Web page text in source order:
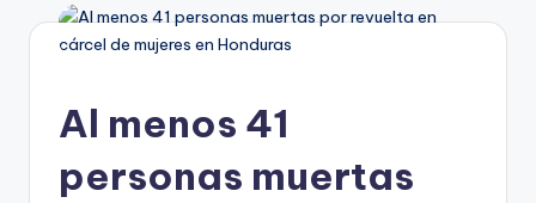
Al menos 41
personas muertas